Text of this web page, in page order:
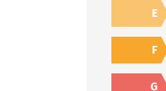
E
F
G